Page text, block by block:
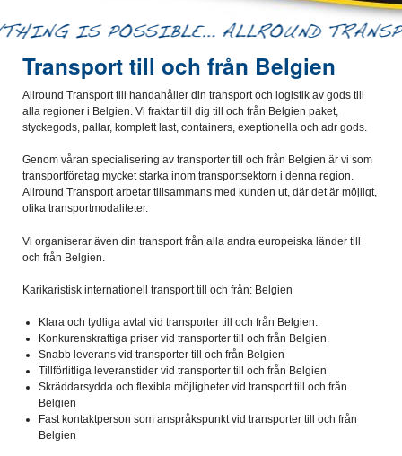
Transport till och från Belgien
Allround Transport till handahåller din transport och logistik av gods till
alla regioner i Belgien. Vi fraktar till dig till och från Belgien paket,
styckegods, pallar, komplett last, containers, exeptionella och adr gods.
Genom våran specialisering av transporter till och från Belgien är vi som
transportföretag mycket starka inom transportsektorn i denna region.
Allround Transport arbetar tillsammans med kunden ut, där det är möjligt,
olika transportmodaliteter.
Vi organiserar även din transport från alla andra europeiska länder till
och från Belgien.
Karikaristisk internationell transport till och från: Belgien
Klara och tydliga avtal vid transporter till och från Belgien.
Konkurenskraftiga priser vid transporter till och från Belgien.
Snabb leverans vid transporter till och från Belgien
Tillförlitliga leveranstider vid transporter till och från Belgien
Skräddarsydda och flexibla möjligheter vid transport till och från
Belgien
Fast kontaktperson som anspråkspunkt vid transporter till och från
Belgien